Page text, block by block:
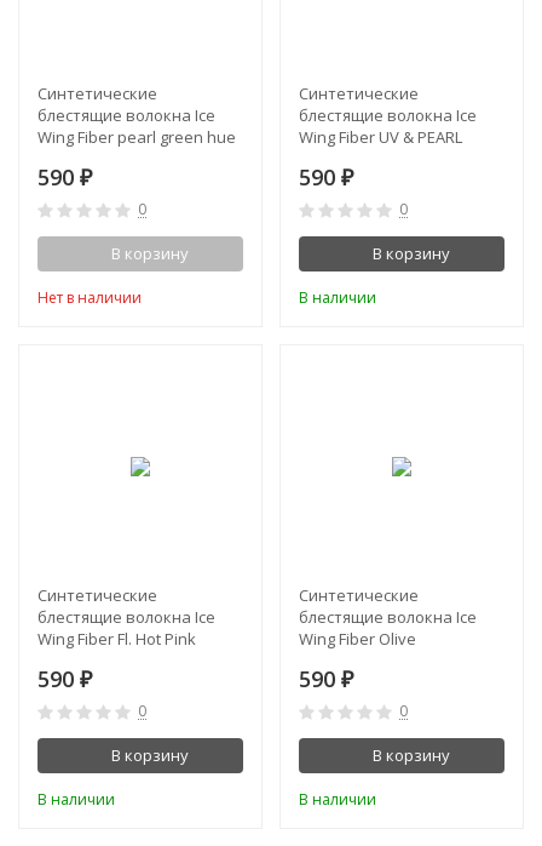
Синтетические
блестящие волокна Ice
Wing Fiber pearl green hue
590 ₽
0
В корзину
Нет в наличии
Синтетические
блестящие волокна Ice
Wing Fiber UV & PEARL
590 ₽
0
В корзину
В наличии
Синтетические
блестящие волокна Ice
Wing Fiber Fl. Hot Pink
590 ₽
0
В корзину
В наличии
Синтетические
блестящие волокна Ice
Wing Fiber Olive
590 ₽
0
В корзину
В наличии